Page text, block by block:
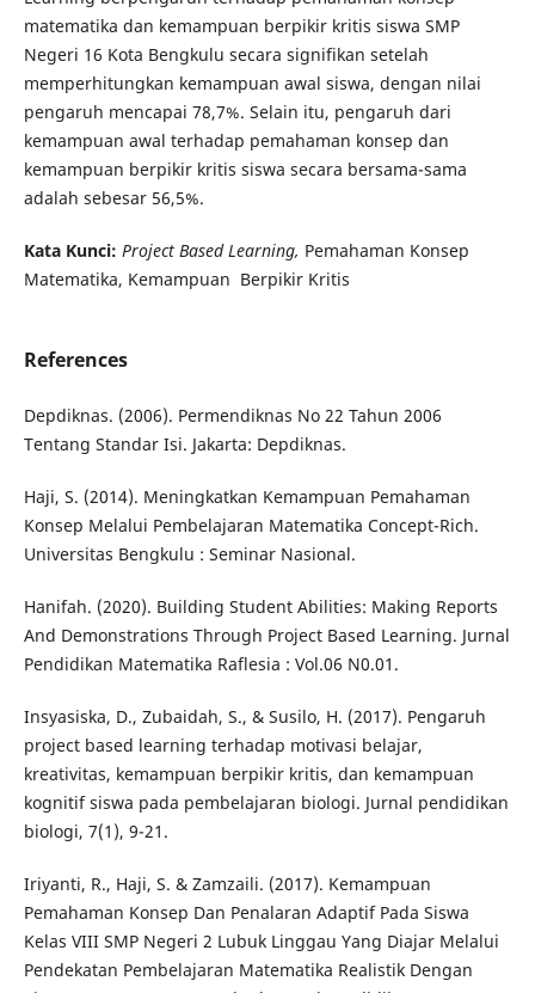
matematika dan kemampuan berpikir kritis siswa SMP
Negeri 16 Kota Bengkulu secara signifikan setelah
memperhitungkan kemampuan awal siswa, dengan nilai
pengaruh mencapai 78,7%. Selain itu, pengaruh dari
kemampuan awal terhadap pemahaman konsep dan
kemampuan berpikir kritis siswa secara bersama-sama
adalah sebesar 56,5%.
Kata Kunci: Project Based Learning, Pemahaman Konsep
Matematika, Kemampuan Berpikir Kritis
References
Depdiknas. (2006). Permendiknas No 22 Tahun 2006
Tentang Standar Isi. Jakarta: Depdiknas.
Haji, S. (2014). Meningkatkan Kemampuan Pemahaman
Konsep Melalui Pembelajaran Matematika Concept-Rich.
Universitas Bengkulu : Seminar Nasional.
Hanifah. (2020). Building Student Abilities: Making Reports
And Demonstrations Through Project Based Learning. Jurnal
Pendidikan Matematika Raflesia : Vol.06 N0.01.
Insyasiska, D., Zubaidah, S., & Susilo, H. (2017). Pengaruh
project based learning terhadap motivasi belajar,
kreativitas, kemampuan berpikir kritis, dan kemampuan
kognitif siswa pada pembelajaran biologi. Jurnal pendidikan
biologi, 7(1), 9-21.
Iriyanti, R., Haji, S. & Zamzaili. (2017). Kemampuan
Pemahaman Konsep Dan Penalaran Adaptif Pada Siswa
Kelas VIII SMP Negeri 2 Lubuk Linggau Yang Diajar Melalui
Pendekatan Pembelajaran Matematika Realistik Dengan